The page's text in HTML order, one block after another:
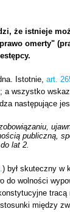
że istnieje
omerty"
Istotnie, art.
a wszystko
następujące
publiczną,
lat 2.
) był skuteczny w
do wolności
między